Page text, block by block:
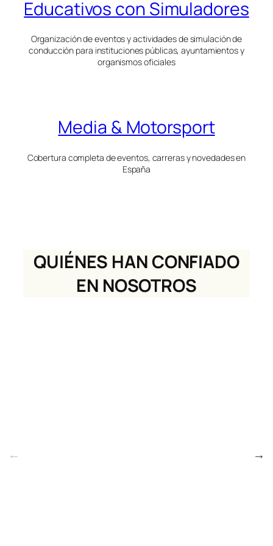
Educativos con Simuladores
Organización de eventos y actividades de simulación de
conducción para instituciones públicas, ayuntamientos y
organismos oficiales
Media & Motorsport
Cobertura completa de eventos, carreras y novedades en
España
QUIÉNES HAN CONFIADO
EN NOSOTROS